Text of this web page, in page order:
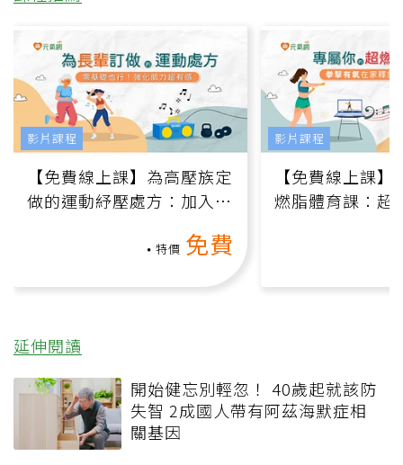
【免費線上課】為高壓族定
做的運動紓壓處方：加入行
特價 免費
影片課程
【免費線上課
燃脂體育課：超
影片課程
延伸閱讀
開始健忘別輕忽！ 40歲起就該防
失智 2成國人帶有阿茲海默症相
關基因